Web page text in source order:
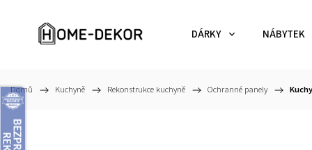
DÁRKY NÁBYTEK
Domů / Kuchyně / Rekonstrukce kuchyně / Ochranné panely /